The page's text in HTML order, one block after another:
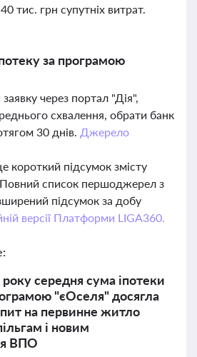
тис. грн супутніх витрат.
за програмою
через портал "Дія",
схвалення, обрати банк
30 днів. Джерело
короткий підсумок змісту
Повний список першоджерел з
підсумок за добу
версії Платформи LIGA360.
середня сума іпотеки
"єОселя" досягла
на первинне житло
і новим
ВПО